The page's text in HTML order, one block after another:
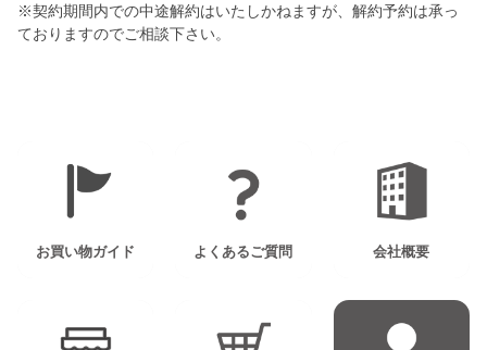
※契約期間内での中途解約はいたしかねますが、解約予約は承っ
ておりますのでご相談下さい。
お買い物ガイド よくあるご質問 会社概要